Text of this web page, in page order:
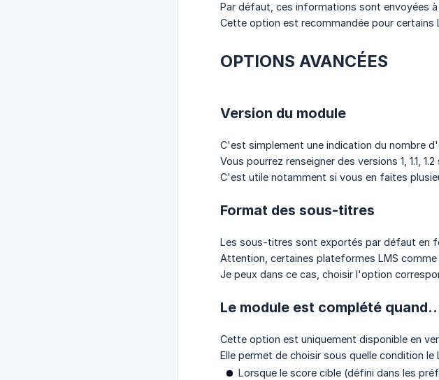
Par défaut, ces informations sont envoyées
Cette option est recommandée pour certains
OPTIONS AVANCÉES
Version du module
C'est simplement une indication du nombre
Vous pourrez renseigner des versions 1, 1.1,
C'est utile notamment si vous en faites
Format des sous-titres
Les sous-titres sont exportés par défaut en
Attention, certaines plateformes LMS
Je peux dans ce cas, choisir l'option
Le module est complété
Cette option est uniquement disponible en
Elle permet de choisir sous quelle condition
Lorsque le score cible (défini dans les